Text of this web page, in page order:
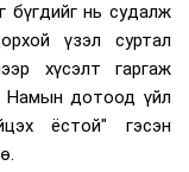
бүгдийг нь судалж
үзэл суртал
хүсэлт гаргаж
Намын дотоод үйл
ёстой" гэсэн